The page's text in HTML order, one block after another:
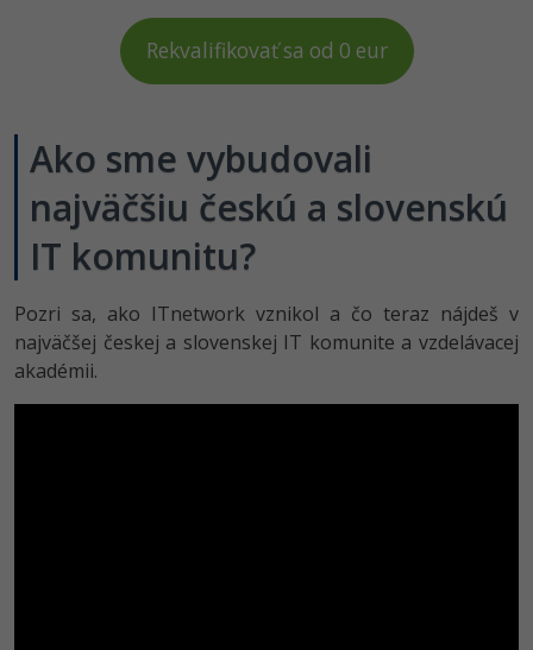
Rekvalifikovať sa od 0 eur
Ako sme vybudovali
najväčšiu českú a slovenskú
IT komunitu?
Pozri sa, ako ITnetwork vznikol a čo teraz nájdeš v
najväčšej českej a slovenskej IT komunite a vzdelávacej
akadémii.